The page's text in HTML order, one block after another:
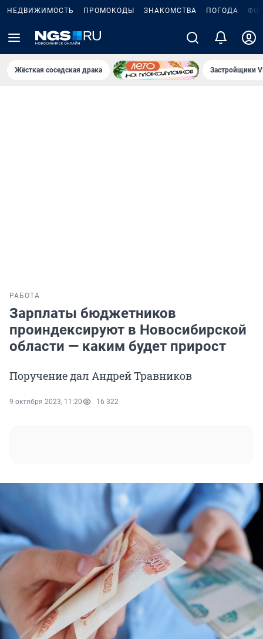
НЕДВИЖИМОСТЬ ПРОМОКОДЫ ЗНАКОМСТВА ПОГОДА
Жёсткая соседская драка Застройщики
РАБОТА
Зарплаты бюджетников
проиндексируют в Новосибирской
области — каким будет прирост
Поручение дал Андрей Травников
9 октября 2023, 11:20 16 322